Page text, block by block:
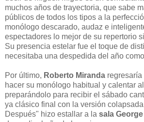
muchos años de trayectoria, que sabe
públicos de todos los tipos a la
monólogo descarado, audaz e
espectadores lo mejor de su repertorio
Su presencia estelar fue el toque de
necesitaba una despedida del año
Por último, Roberto Miranda
hacer su monólogo habitual y calentar
preparándolo para recibir el sábado
ya clásico final con la versión
Después" hizo estallar a la sala